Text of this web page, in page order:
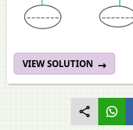
VIEW SOLUTION